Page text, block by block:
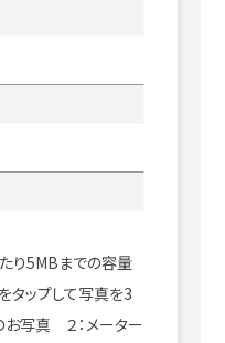
り5MBまでの容量
タップして写真を3
お写真 ２：メーター